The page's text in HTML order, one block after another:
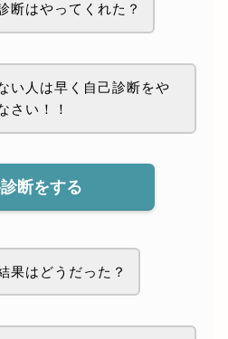
断はやってくれた？
い人は早く自己診断をや
さい！！
断をする
果はどうだった？